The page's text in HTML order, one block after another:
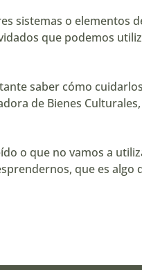
sistemas o elementos
que podemos
saber cómo
de Bienes
o que no vamos a
que es algo